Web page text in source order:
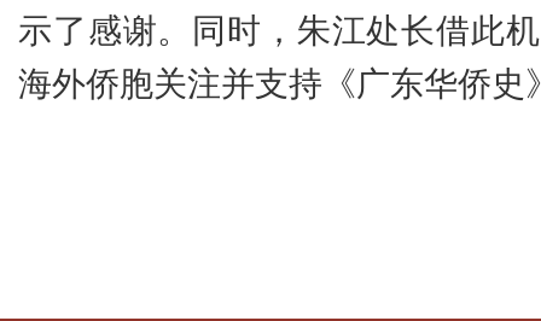
示了感谢。同时，朱江处长借此
海外侨胞关注并支持《广东华侨史